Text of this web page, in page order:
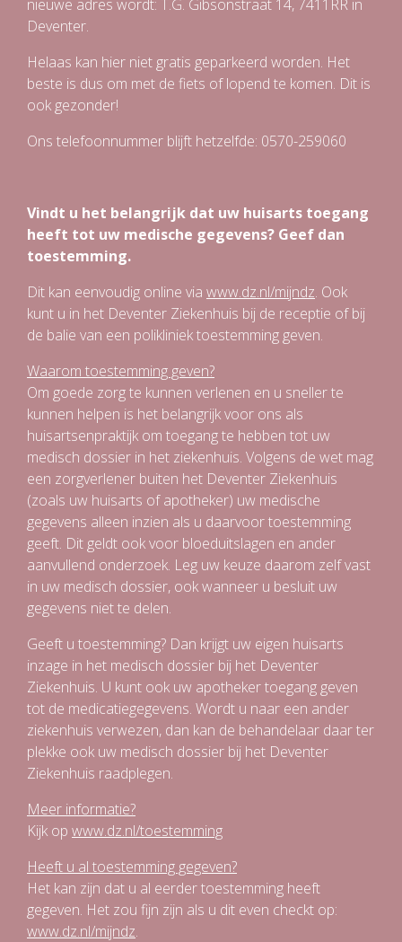
nieuwe adres wordt: T.G. Gibsonstraat 14, 7411RR in
Deventer.
Helaas kan hier niet gratis geparkeerd worden. Het
beste is dus om met de fiets of lopend te komen. Dit is
ook gezonder!
Ons telefoonnummer blijft hetzelfde: 0570-259060
Vindt u het belangrijk dat uw huisarts toegang
heeft tot uw medische gegevens? Geef dan
toestemming.
Dit kan eenvoudig online via www.dz.nl/mijndz. Ook
kunt u in het Deventer Ziekenhuis bij de receptie of bij
de balie van een polikliniek toestemming geven.
Waarom toestemming geven?
Om goede zorg te kunnen verlenen en u sneller te
kunnen helpen is het belangrijk voor ons als
huisartsenpraktijk om toegang te hebben tot uw
medisch dossier in het ziekenhuis. Volgens de wet mag
een zorgverlener buiten het Deventer Ziekenhuis
(zoals uw huisarts of apotheker) uw medische
gegevens alleen inzien als u daarvoor toestemming
geeft. Dit geldt ook voor bloeduitslagen en ander
aanvullend onderzoek. Leg uw keuze daarom zelf vast
in uw medisch dossier, ook wanneer u besluit uw
gegevens niet te delen.
Geeft u toestemming? Dan krijgt uw eigen huisarts
inzage in het medisch dossier bij het Deventer
Ziekenhuis. U kunt ook uw apotheker toegang geven
tot de medicatiegegevens. Wordt u naar een ander
ziekenhuis verwezen, dan kan de behandelaar daar ter
plekke ook uw medisch dossier bij het Deventer
Ziekenhuis raadplegen.
Meer informatie?
Kijk op www.dz.nl/toestemming
Heeft u al toestemming gegeven?
Het kan zijn dat u al eerder toestemming heeft
gegeven. Het zou fijn zijn als u dit even checkt op:
www.dz.nl/mijndz.